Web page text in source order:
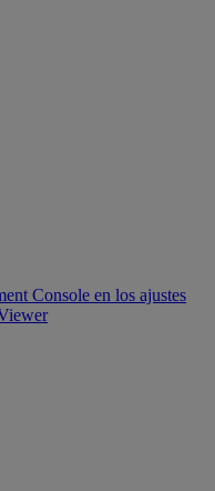
Console en los ajustes